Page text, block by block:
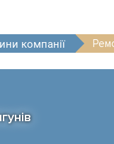
компанії